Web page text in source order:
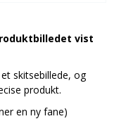
vist
skitsebillede, og
produkt.
en ny fane)